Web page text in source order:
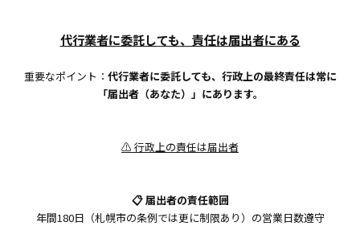
代行業者に委託しても、責任は届出者にある
重要なポイント： 代行業者に委託しても、行政上の最終責任は常に
「届出者（あなた）」にあります。
⚠️ 行政上の責任は届出者
📋 届出者の責任範囲
年間180日（札幌市の条例では更に制限あり）の営業日数遵守